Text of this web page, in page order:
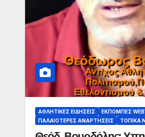
ΑΘΛΗΤΙΚΈΣ ΕΙΔΉΣΕΙΣ
ΕΚΠΟΜΠΈΣ
ΠΑΛΑΙΟΤΕΡΕΣ ΑΝΑΡΤΗΣΕΙΣ
ΤΟΠΙΚΆ